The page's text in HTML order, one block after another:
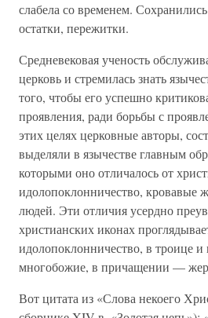
слабела со временем.
остатки, пережитки.
Средневековая ученость
церковь и стремилась знать
того, чтобы его успешно
проявления, ради борьбы с
этих целях церковные авторы,
выделяли в язычестве главным
которыми оно отличалось от
идолопоклонничество, кровавые
людей. Эти отличия усердно
христианских иконах
идолопоклонничество, в троице
многобожие, в причащении —
Вот цитата из «Слова некоего